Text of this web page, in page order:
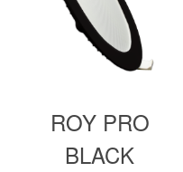
ROY PRO
BLACK